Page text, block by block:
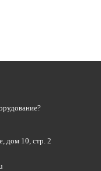
дом 10, стр. 2